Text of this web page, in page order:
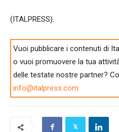
(ITALPRESS).
Vuoi pubblicare i contenuti di
o vuoi promuovere la tua
delle testate nostre partner?
info@italpress.com